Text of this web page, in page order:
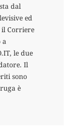
dal
ed
il Corriere
a
le due
Il
sono
è